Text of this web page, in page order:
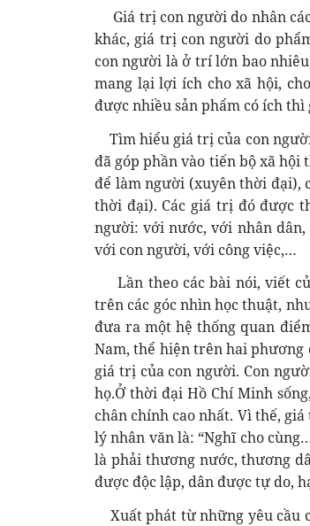
Giá trị con người do nhân
khác, giá trị con người do
con người là ở trí lớn bao
mang lại lợi ích cho xã hội,
được nhiều sản phẩm có ích
Tìm hiểu giá trị của con
đã góp phần vào tiến bộ xã
để làm người (xuyên thời đại),
thời đại). Các giá trị đó được
người: với nước, với nhân
với con người, với công việc,…
Lần theo các bài nói, viết
trên các góc nhìn học thuật,
đưa ra một hệ thống quan
Nam, thể hiện trên hai phương
giá trị của con người. Con
họ.Ở thời đại Hồ Chí Minh
chân chính cao nhất. Vì thế,
lý nhân văn là: “Nghĩ cho
là phải thương nước, thương
được độc lập, dân được tự do,
Xuất phát từ những yêu cầu